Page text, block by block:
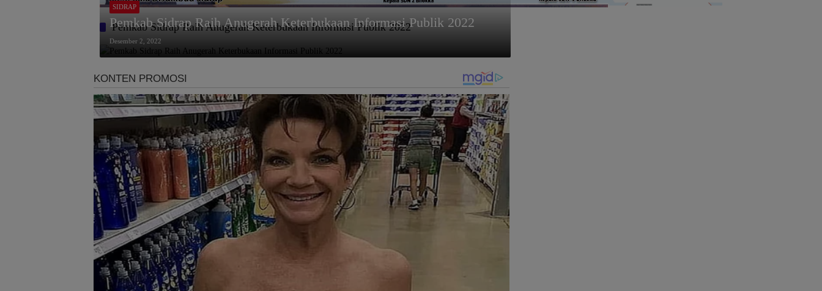
Pemkab Sidrap Raih Anugerah Keterbukaan Informasi Publik 2022
SIDRAP
Pemkab Sidrap Raih Anugerah Keterbukaan Informasi Publik 2022
Desember 2, 2022